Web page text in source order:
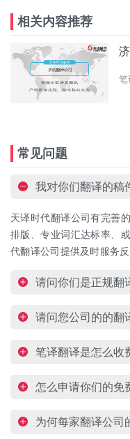
相关内容推荐
笔
常见问题
我对你们翻译的稿
天译时代翻译公司有完善
排版、专业词汇达标率、
代翻译公司提供及时服务
请问你们是正规翻
请问您公司的的翻
笔译翻译是怎么收
怎么申请你们的免
为何每家翻译公司